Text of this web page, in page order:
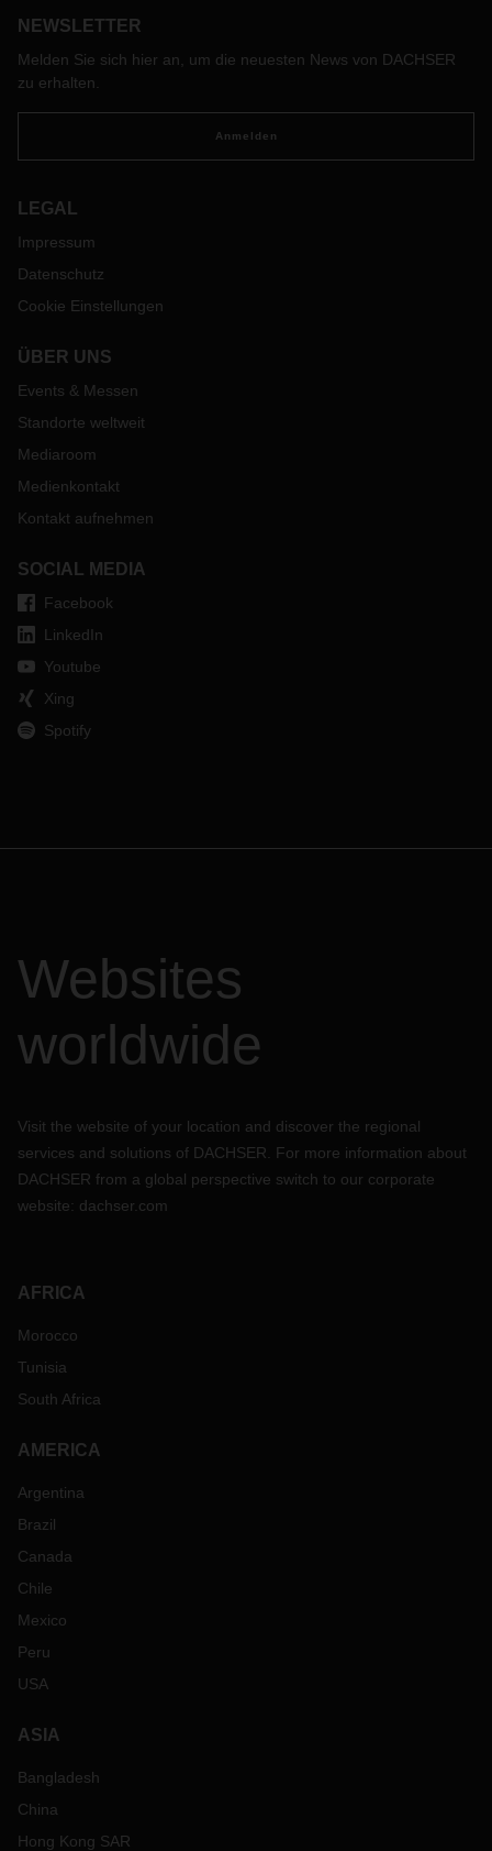
NEWSLETTER
Melden Sie sich hier an, um die neuesten News von DACHSER
zu erhalten.
Anmelden
LEGAL
Impressum
Datenschutz
Cookie Einstellungen
ÜBER UNS
Events & Messen
Standorte weltweit
Mediaroom
Medienkontakt
Kontakt aufnehmen
SOCIAL MEDIA
Facebook
LinkedIn
Youtube
Xing
Spotify
Websites
worldwide
Visit the website of your location and discover the regional
services and solutions of DACHSER. For more information about
DACHSER from a global perspective switch to our corporate
website: dachser.com
AFRICA
Morocco
Tunisia
South Africa
AMERICA
Argentina
Brazil
Canada
Chile
Mexico
Peru
USA
ASIA
Bangladesh
China
Hong Kong SAR